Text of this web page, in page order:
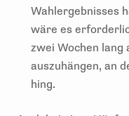
Wahlergebnisses
wäre es
zwei Wochen lang
auszuhängen, an
hing.